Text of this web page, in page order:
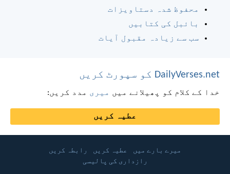
محفوظ شدہ دستاویزات
بائبل کی کتابیں
سب سے زیادہ مقبول آیات
DailyVerses.net کو سپورٹ کریں
خدا کے کلام کو پھیلانے میں میری مدد کریں:
عطیہ کریں
میرے بارے میں عطیہ کریں
رابطہ کریں
رازداری کی پالیسی